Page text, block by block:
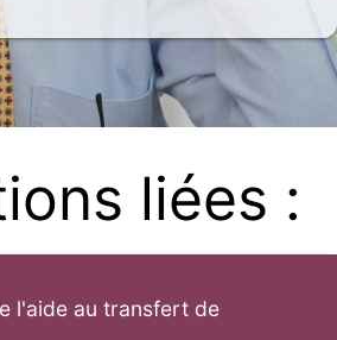
liées :
l'aide au transfert de